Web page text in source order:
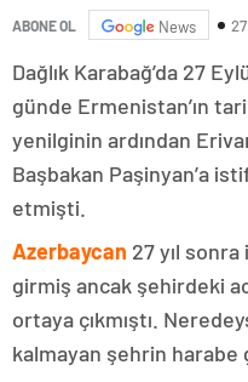
ABONE OL News
Dağlık Karabağ’da 27
günde Ermenistan’ın
yenilginin ardından
Başbakan Paşinyan’a
etmişti.
Azerbaycan 27 yıl
girmiş ancak şehirdeki
ortaya çıkmıştı.
kalmayan şehrin